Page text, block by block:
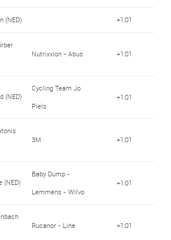
(NED) +1:01
Nutrixxion - Abus +1:01
(NED)
Cycling Team Jo
Piels
+1:01
3M +1:01
(NED)
Baby Dump -
Lemmens - Wilvo
+1:01
Rucanor - Line +1:01